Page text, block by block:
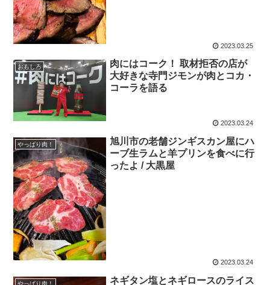
2023.03.25
おもしろ
肉にはコーク！ 取材拒否の店が
大好きな寺門ジモンが肉とコカ・
コーラを語る
2023.03.24
やっぱり肉！
旭川市の老舗ジンギスカン屋にハ
ーブ生ラムと羊プリンを食べに行
ったよ / 大黒屋
2023.03.24
やっぱり肉！
ネギタン塩とネギロースのライス